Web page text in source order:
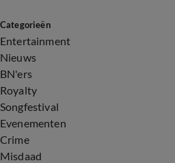
Categorieën
Entertainment
Nieuws
BN'ers
Royalty
Songfestival
Evenementen
Crime
Misdaad